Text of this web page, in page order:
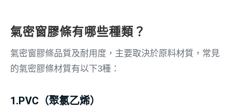
氣密窗膠條有哪些種類？
氣密窗膠條品質及耐用度，主要取決於原料材質，常見
的氣密膠條材質有以下3種：
1.PVC（聚氯乙烯）